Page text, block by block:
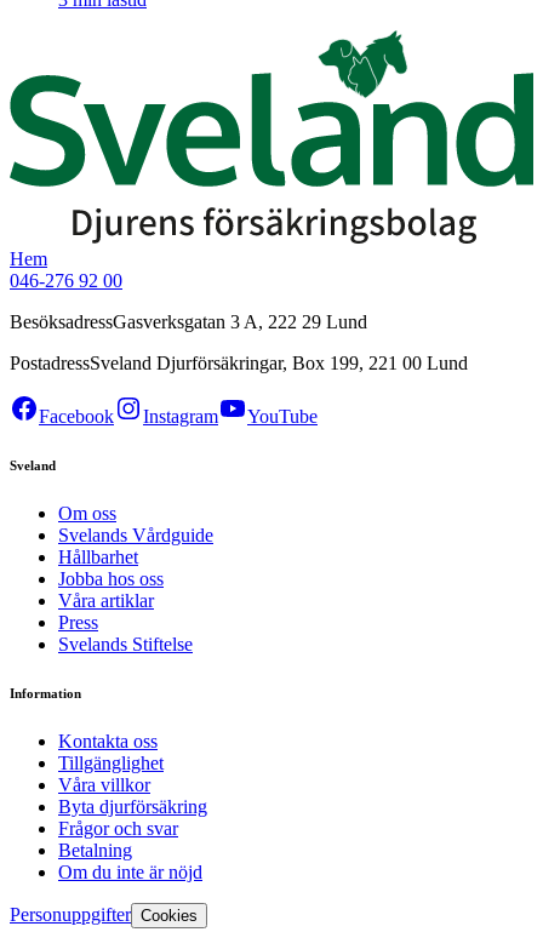
Hem
046-276 92 00
BesöksadressGasverksgatan 3 A, 222 29 Lund
PostadressSveland Djurförsäkringar, Box 199, 221 00 Lund
Facebook Instagram YouTube
Sveland
Om oss
Svelands Vårdguide
Hållbarhet
Jobba hos oss
Våra artiklar
Press
Svelands Stiftelse
Information
Kontakta oss
Tillgänglighet
Våra villkor
Byta djurförsäkring
Frågor och svar
Betalning
Om du inte är nöjd
Personuppgifter Cookies